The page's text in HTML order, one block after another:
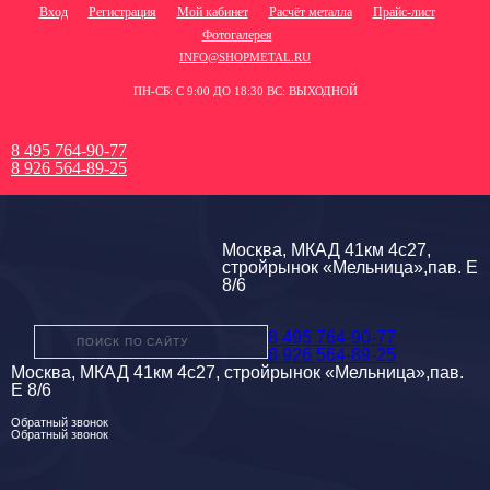
Вход Регистрация Мой кабинет Расчёт металла
Прайс-лист
Фотогалерея
INFO@SHOPMETAL.RU
ПН-СБ: С 9:00 ДО 18:30 ВС: ВЫХОДНОЙ
8 495 764-90-77
8 926 564-89-25
Москва, МКАД 41км 4с27,
стройрынок «Мельница»,пав. Е
8/6
8 495 764-90-77
8 926 564-89-25
Москва, МКАД 41км 4с27, стройрынок «Мельница»,пав.
Е 8/6
Обратный звонок
Обратный звонок